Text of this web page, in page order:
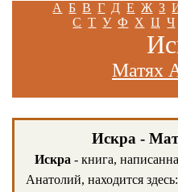
А Б В Г Д Е Ж З
С Т У Ф Х Ц Ч
Матях
Искра -
Искра - книга,
Анатолий, находится